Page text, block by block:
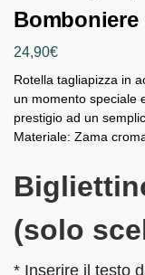
Bomboniere
24,90€
Rotella tagliapizza in
un momento speciale
prestigio ad un
Materiale: Zama
(solo
* Inserire il testo